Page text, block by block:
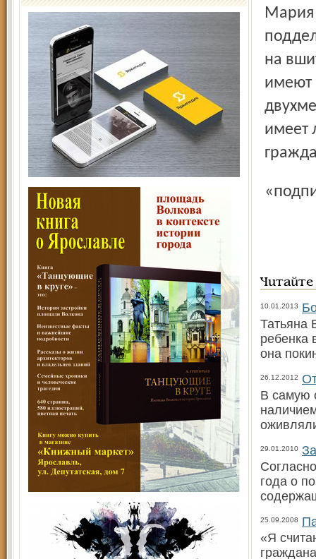
Мария
на
имеют
имеет
10.01.2013
Татьяна
ребенка
она
26.12.2012
В самую
29.01.2010
года о
25.09.2008
«Я